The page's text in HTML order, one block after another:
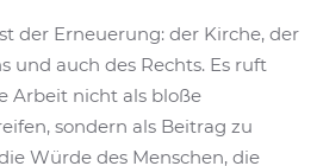
der Erneuerung: der Kirche, der
und auch des Rechts. Es ruft
Arbeit nicht als bloße
sondern als Beitrag zu
Würde des Menschen, die